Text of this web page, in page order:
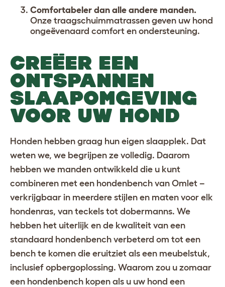
Comfortabeler dan alle andere manden.
Onze traagschuimmatrassen geven uw hond
ongeëvenaard comfort en ondersteuning.
CREËER EEN
ONTSPANNEN
SLAAPOMGEVING
VOOR UW HOND
Honden hebben graag hun eigen slaapplek. Dat
weten we, we begrijpen ze volledig. Daarom
hebben we manden ontwikkeld die u kunt
combineren met een hondenbench van Omlet –
verkrijgbaar in meerdere stijlen en maten voor elk
hondenras, van teckels tot dobermanns. We
hebben het uiterlijk en de kwaliteit van een
standaard hondenbench verbeterd om tot een
bench te komen die eruitziet als een meubelstuk,
inclusief opbergoplossing. Waarom zou u zomaar
een hondenbench kopen als u uw hond een